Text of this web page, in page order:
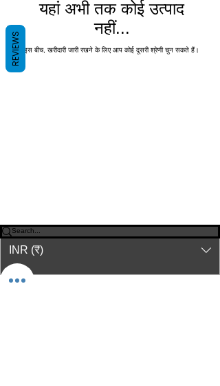
यहां अभी तक कोई उत्पाद
नहीं...
इस बीच, खरीदारी जारी रखने के लिए आप कोई दूसरी श्रेणी चुन सकते हैं।
INR (₹)
© 2023-26 by Acharya Deepak Gruvir |
VastuVida.About Us|Terms and Conditions|Refund
Policy
© कॉपीराइट
REVIEWS